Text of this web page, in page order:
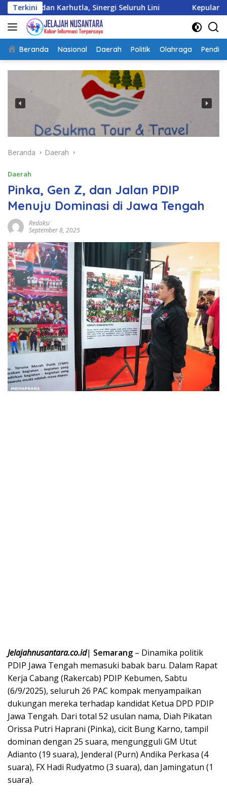
Langsung
ke
konten
TerkiniSinergi Seluruh Lini Kepulangan Satgas Kizi
Beranda Nasional Daerah Politik Olahraga
Beranda Daerah
Daerah
Pinka, Gen Z, dan Jalan PDIP
Menuju Dominasi di Jawa Tengah
Redaksi
September 8, 2025
Jelajahnusantara.co.id| Semarang – Dinamika politik
PDIP Jawa Tengah memasuki babak baru. Dalam Rapat
Kerja Cabang (Rakercab) PDIP Kebumen, Sabtu
(6/9/2025), seluruh 26 PAC kompak menyampaikan
dukungan mereka terhadap kandidat Ketua DPD PDIP
Jawa Tengah. Dari total 52 usulan nama, Diah Pikatan
Orissa Putri Haprani (Pinka), cicit Bung Karno, tampil
dominan dengan 25 suara, mengungguli GM Utut
Adianto (19 suara), Jenderal (Purn) Andika Perkasa (4
suara), FX Hadi Rudyatmo (3 suara), dan Jamingatun (1
suara).